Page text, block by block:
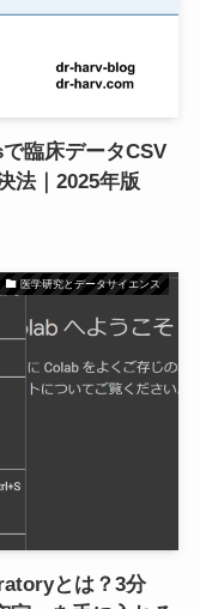
臨床データCSV
法｜2025年版
医学研究とデータサイエンス
とは？3分